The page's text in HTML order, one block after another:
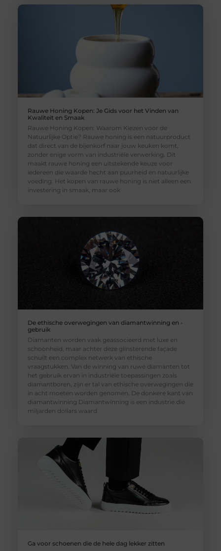
Rauwe Honing Kopen: Je Gids voor het Vinden van
Kwaliteit en Smaak
Rauwe Honing Kopen: Waarom Kiezen voor de
Natuurlijke Optie? Rauwe honing is een natuurproduct
dat direct van de bijenkorf naar jouw keuken komt,
zonder enige vorm van industriële verwerking. Dit
maakt rauwe honing een uitstekende keuze voor
iedereen die waarde hecht aan puurheid en natuurlijke
voeding. Het kopen van rauwe honing is niet alleen een
investering in smaak, maar ook
De ethische overwegingen van diamantwinning en -
gebruik
Diamanten worden vaak geassocieerd met luxe en
schoonheid, maar achter deze glinsterende façade
schuilt een complex netwerk van ethische
vraagstukken. Van de winning van ruwe diamanten tot
het gebruik ervan in industriële toepassingen zoals
diamantboren, zijn er tal van ethische overwegingen die
in acht moeten worden genomen. De donkere kant van
diamantwinning Diamantwinning is een industrie die
miljarden dollars waard
Ga voor schoenen die de hele dag lekker zitten